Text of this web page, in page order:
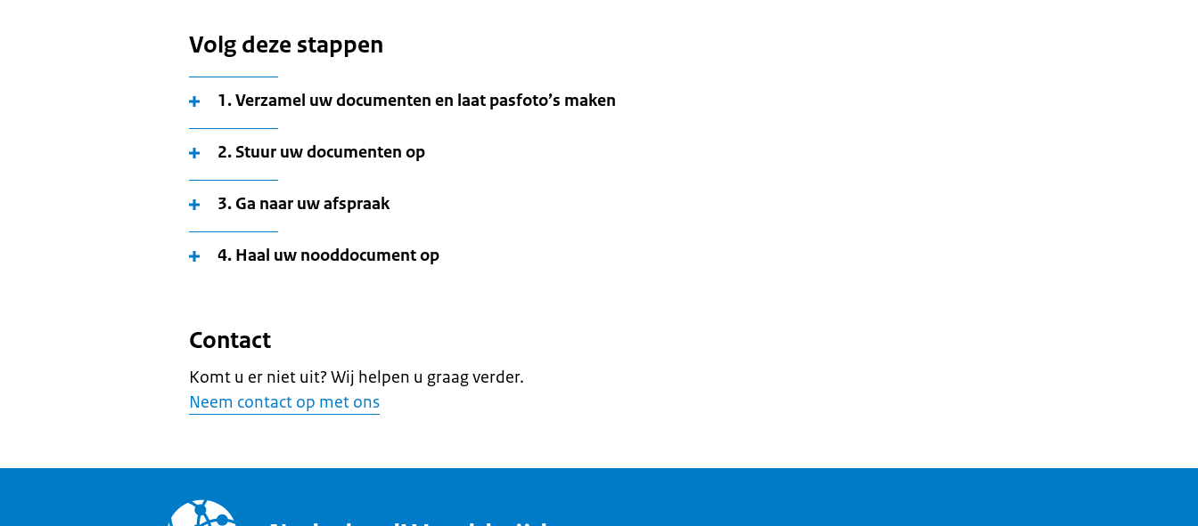
Volg deze stappen
1. Verzamel uw documenten en laat pasfoto’s maken
2. Stuur uw documenten op
3. Ga naar uw afspraak
4. Haal uw nooddocument op
Contact
Komt u er niet uit? Wij helpen u graag verder.
Neem contact op met ons